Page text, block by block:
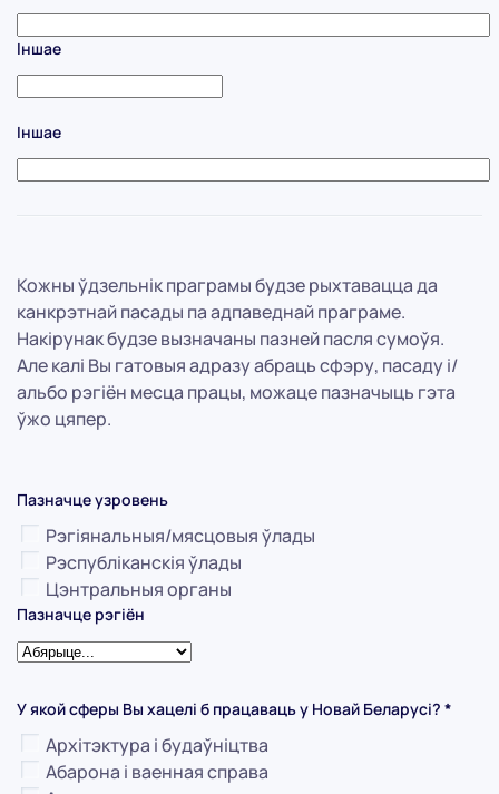
Іншае
Іншае
Кожны ўдзельнік праграмы будзе рыхтавацца да
канкрэтнай пасады па адпаведнай праграме.
Накірунак будзе вызначаны пазней пасля сумоўя.
Але калі Вы гатовыя адразу абраць сфэру, пасаду і/
альбо рэгіён месца працы, можаце пазначыць гэта
ўжо цяпер.
Пазначце узровень
Рэгіянальныя/мясцовыя ўлады
Рэспубліканскія ўлады
Цэнтральныя органы
Пазначце рэгіён
У якой сферы Вы хацелі б працаваць у Новай Беларусі? *
Архітэктура і будаўніцтва
Абарона і ваенная справа